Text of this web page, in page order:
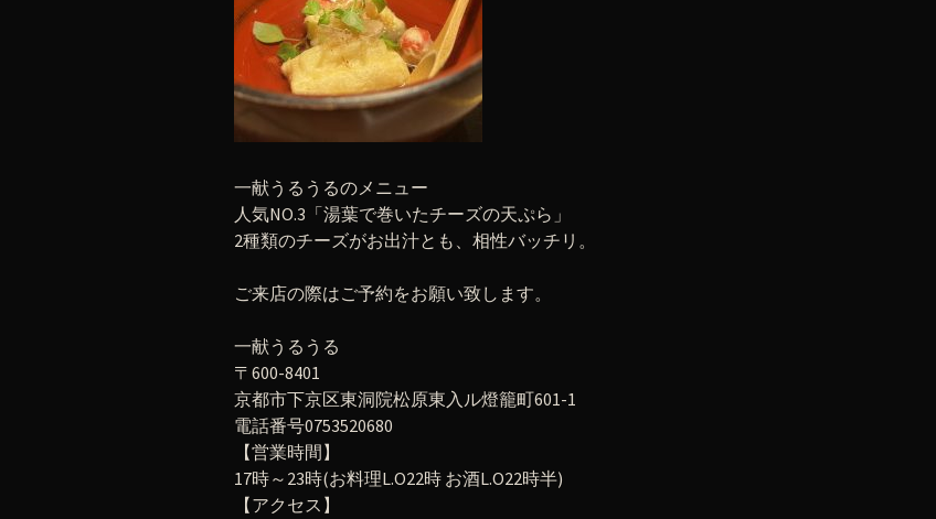
一献うるうるのメニュー
人気NO.3「湯葉で巻いたチーズの天ぷら」
2種類のチーズがお出汁とも、相性バッチリ。
ご来店の際はご予約をお願い致します。
一献うるうる
〒600-8401
京都市下京区東洞院松原東入ル燈籠町601-1
電話番号0753520680
【営業時間】
17時～23時(お料理L.O22時 お酒L.O22時半)
【アクセス】